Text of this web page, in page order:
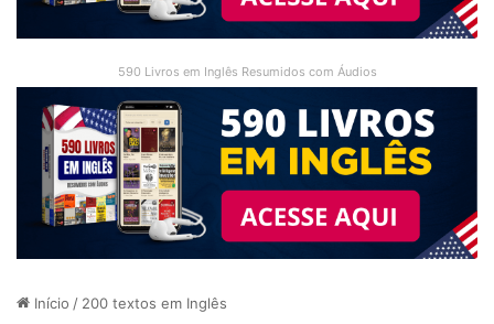
590 Livros em Inglês Resumidos com Áudios
Início / 200 textos em Inglês